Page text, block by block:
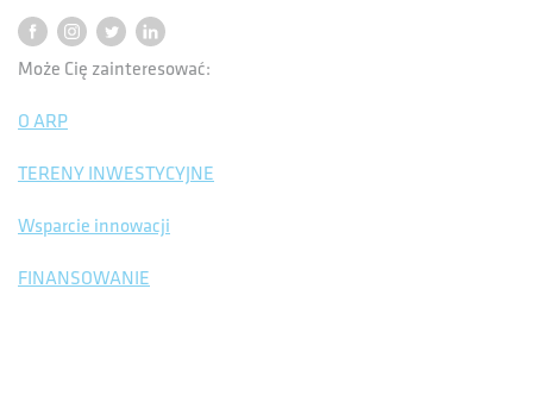
Może Cię zainteresować:
O ARP
TERENY INWESTYCYJNE
Wsparcie innowacji
FINANSOWANIE